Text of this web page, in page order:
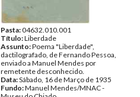
Pasta:04632.010.001
Título:Liberdade
Assunto:Poema "Liberdade",
dactilografado, de Fernando Pessoa,
enviado a Manuel Mendes por
remetente desconhecido.
Data:Sábado, 16 de Março de 1935
Fundo:Manuel Mendes/MNAC -